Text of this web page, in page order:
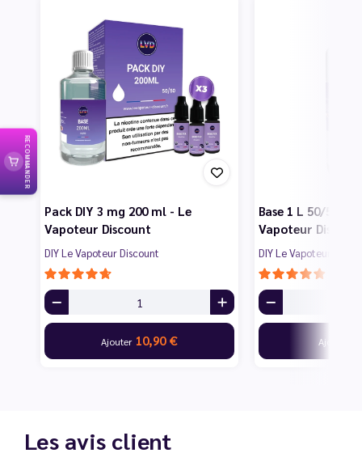
Pack DIY 3 mg 200 ml - Le
Vapoteur Discount
DIY Le Vapoteur Discount
Ajouter 10,90 €
Base 1 L 50/50
Vapoteur
DIY Le Vapoteur
Ajouter
Les avis client
RECOMMANDER